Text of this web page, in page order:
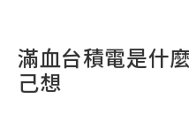
滿血台積電是什
己想